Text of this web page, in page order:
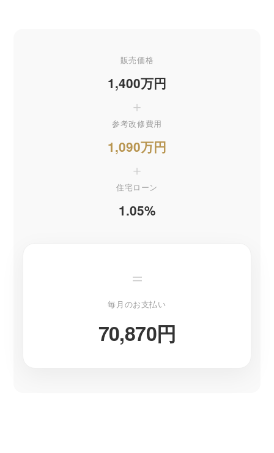
販売価格
1,400万円
＋
参考改修費用
1,090万円
＋
住宅ローン
1.05%
＝
毎月のお支払い
70,870円